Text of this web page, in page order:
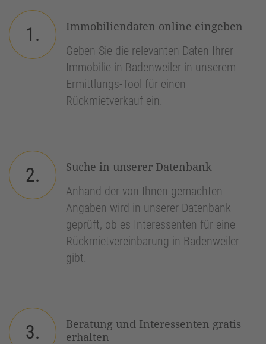
1.
Immobiliendaten online eingeben
Geben Sie die relevanten Daten Ihrer
Immobilie in Badenweiler in unserem
Ermittlungs-Tool für einen
Rückmietverkauf ein.
2.
Suche in unserer Datenbank
Anhand der von Ihnen gemachten
Angaben wird in unserer Datenbank
geprüft, ob es Interessenten für eine
Rückmietvereinbarung in Badenweiler
gibt.
3.
Beratung und Interessenten gratis
erhalten